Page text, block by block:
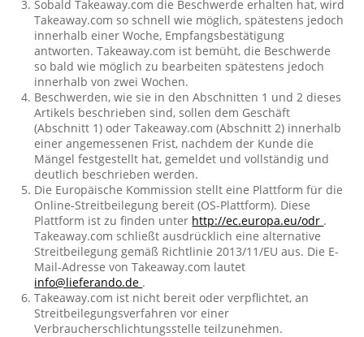
Sobald Takeaway.com die Beschwerde erhalten hat, wird
Takeaway.com so schnell wie möglich, spätestens jedoch
innerhalb einer Woche, Empfangsbestätigung
antworten. Takeaway.com ist bemüht, die Beschwerde
so bald wie möglich zu bearbeiten spätestens jedoch
innerhalb von zwei Wochen.
Beschwerden, wie sie in den Abschnitten 1 und 2 dieses
Artikels beschrieben sind, sollen dem Geschäft
(Abschnitt 1) oder Takeaway.com (Abschnitt 2) innerhalb
einer angemessenen Frist, nachdem der Kunde die
Mängel festgestellt hat, gemeldet und vollständig und
deutlich beschrieben werden.
Die Europäische Kommission stellt eine Plattform für die
Online-Streitbeilegung bereit (OS-Plattform). Diese
Plattform ist zu finden unter http://ec.europa.eu/odr .
Takeaway.com schließt ausdrücklich eine alternative
Streitbeilegung gemäß Richtlinie 2013/11/EU aus. Die E-
Mail-Adresse von Takeaway.com lautet
info@lieferando.de .
Takeaway.com ist nicht bereit oder verpflichtet, an
Streitbeilegungsverfahren vor einer
Verbraucherschlichtungsstelle teilzunehmen.